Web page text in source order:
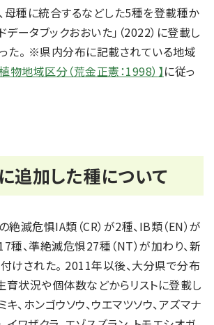
母種に統合するなどした5種を登載種か
データブックおおいた」（2022）に登載し
た。 ※県内分布に記載されている地域
物地域区分（荒金正憲：1998） 】に従っ
追加した種について
絶滅危惧IA類（CR）が2種、IB類（EN）が
種、準絶滅危惧27種（NT）が加わり、新
けされた。 2011年以後、大分県で分布
育状況や個体数などからリストに登載し
、ホンゴウソウ、ウエマツソウ、アズマナ